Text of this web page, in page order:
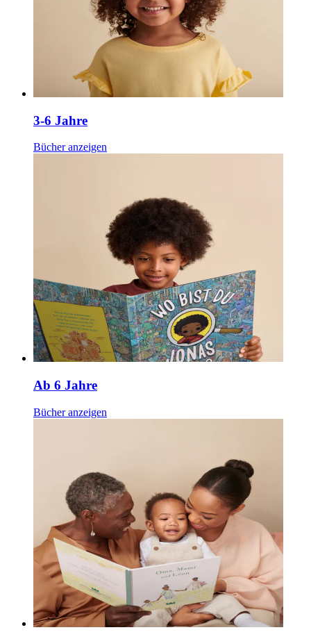
3-6 Jahre
Bücher anzeigen
Ab 6 Jahre
Bücher anzeigen